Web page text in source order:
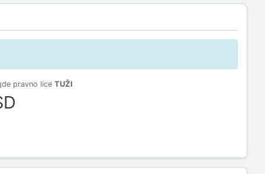
pravno lice TUŽI